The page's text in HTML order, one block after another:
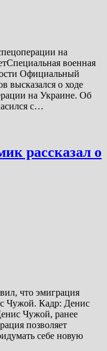
на
военная
Официальный
высказался о ходе
на Украине. Об
с…
рассказал о
что эмиграция
Чужой. Кадр: Денис
Чужой, ранее
позволяет
себе новую